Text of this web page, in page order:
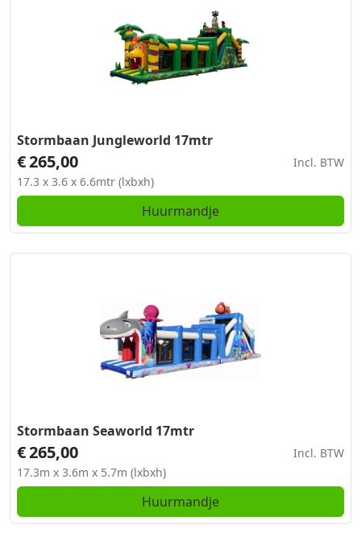
Stormbaan Jungleworld 17mtr
€265,00
Incl. BTW
17.3 x 3.6 x 6.6mtr (lxbxh)
Huurmandje
Stormbaan Seaworld 17mtr
€265,00
Incl. BTW
17.3m x 3.6m x 5.7m (lxbxh)
Huurmandje